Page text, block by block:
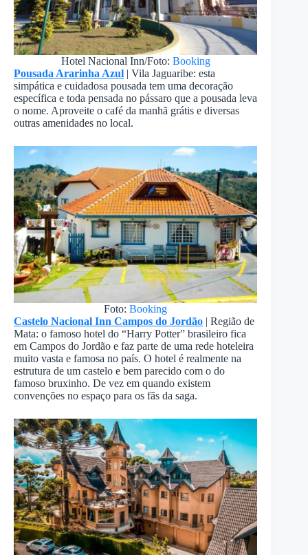
Hotel Nacional Inn/Foto: Booking
Pousada Ararinha Azul | Vila Jaguaribe: esta
simpática e cuidadosa pousada tem uma decoração
específica e toda pensada no pássaro que a pousada leva
o nome. Aproveite o café da manhã grátis e diversas
outras amenidades no local.
Foto:Booking
Castelo Nacional Inn Campos do Jordão | Região de
Mata: o famoso hotel do “Harry Potter” brasileiro fica
em Campos do Jordão e faz parte de uma rede hoteleira
muito vasta e famosa no país. O hotel é realmente na
estrutura de um castelo e bem parecido com o do
famoso bruxinho. De vez em quando existem
convenções no espaço para os fãs da saga.